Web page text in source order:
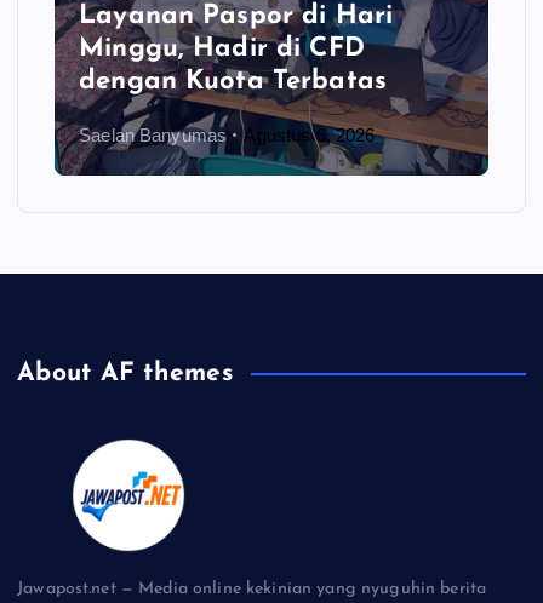
Layanan Paspor di Hari
Minggu, Hadir di CFD
dengan Kuota Terbatas
Saelan Banyumas Agustus 6, 2026
About AF themes
Jawapost.net — Media online kekinian yang nyuguhin berita